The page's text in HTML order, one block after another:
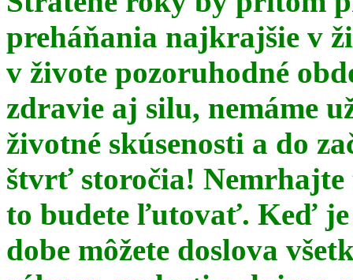
preháňania najkrajšie v
v živote pozoruhodné
zdravie aj silu, nemáme
životné skúsenosti a do
štvrť storočia!
to budete ľutovať. Keď je
dobe môžete doslova